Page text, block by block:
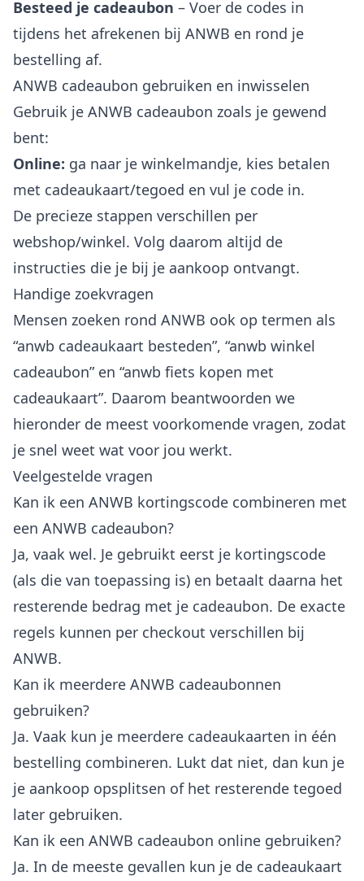
Besteed je cadeaubon – Voer de codes in
tijdens het afrekenen bij ANWB en rond je
bestelling af.
ANWB cadeaubon gebruiken en inwisselen
Gebruik je ANWB cadeaubon zoals je gewend
bent:
Online: ga naar je winkelmandje, kies betalen
met cadeaukaart/tegoed en vul je code in.
De precieze stappen verschillen per
webshop/winkel. Volg daarom altijd de
instructies die je bij je aankoop ontvangt.
Handige zoekvragen
Mensen zoeken rond ANWB ook op termen als
“anwb cadeaukaart besteden”, “anwb winkel
cadeaubon” en “anwb fiets kopen met
cadeaukaart”. Daarom beantwoorden we
hieronder de meest voorkomende vragen, zodat
je snel weet wat voor jou werkt.
Veelgestelde vragen
Kan ik een ANWB kortingscode combineren met
een ANWB cadeaubon?
Ja, vaak wel. Je gebruikt eerst je kortingscode
(als die van toepassing is) en betaalt daarna het
resterende bedrag met je cadeaubon. De exacte
regels kunnen per checkout verschillen bij
ANWB.
Kan ik meerdere ANWB cadeaubonnen
gebruiken?
Ja. Vaak kun je meerdere cadeaukaarten in één
bestelling combineren. Lukt dat niet, dan kun je
je aankoop opsplitsen of het resterende tegoed
later gebruiken.
Kan ik een ANWB cadeaubon online gebruiken?
Ja. In de meeste gevallen kun je de cadeaukaart